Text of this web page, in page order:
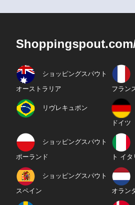
ショッピングスパウト
オーストラリア フラン
リヴレキュポン
ドイツ
ショッピングスパウト
ポーランド ト イタ
ショッピングスパウト
スペイン オラン